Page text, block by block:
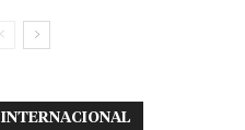
INTERNACIONAL